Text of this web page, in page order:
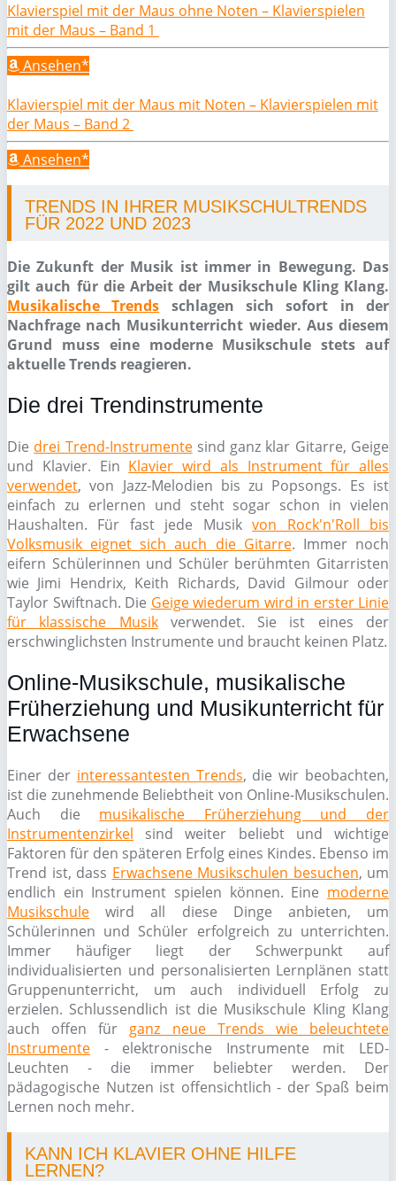
Klavierspiel mit der Maus ohne Noten – Klavierspielen
mit der Maus – Band 1
Ansehen*
Klavierspiel mit der Maus mit Noten – Klavierspielen mit
der Maus – Band 2
Ansehen*
TRENDS IN IHRER MUSIKSCHULTRENDS
FÜR 2022 UND 2023
Die Zukunft der Musik ist immer in Bewegung. Das
gilt auch für die Arbeit der Musikschule Kling Klang.
Musikalische Trends schlagen sich sofort in der
Nachfrage nach Musikunterricht wieder. Aus diesem
Grund muss eine moderne Musikschule stets auf
aktuelle Trends reagieren.
Die drei Trendinstrumente
Die drei Trend-Instrumentesind ganz klar Gitarre, Geige
und Klavier. Ein Klavier wird als Instrument für alles
verwendet, von Jazz-Melodien bis zu Popsongs. Es ist
einfach zu erlernen und steht sogar schon in vielen
Haushalten. Für fast jede Musikvon Rock'n'Roll bis
Volksmusik eignet sich auch die Gitarre. Immer noch
eifern Schülerinnen und Schüler berühmten Gitarristen
wie Jimi Hendrix, Keith Richards, David Gilmour oder
Taylor Swiftnach. Die Geige wiederum wird in erster Linie
für klassische Musikverwendet. Sie ist eines der
erschwinglichsten Instrumente und braucht keinen Platz.
Online-Musikschule, musikalische
Früherziehung und Musikunterricht für
Erwachsene
Einer der interessantesten Trends, die wir beobachten,
ist die zunehmende Beliebtheit von Online-Musikschulen.
Auch die musikalische Früherziehung und der
Instrumentenzirkel sind weiter beliebt und wichtige
Faktoren für den späteren Erfolg eines Kindes. Ebenso im
Trend ist, dass Erwachsene Musikschulen besuchen, um
endlich ein Instrument spielen können. Eine moderne
Musikschule wird all diese Dinge anbieten, um
Schülerinnen und Schüler erfolgreich zu unterrichten.
Immer häufiger liegt der Schwerpunkt auf
individualisierten und personalisierten Lernplänen statt
Gruppenunterricht, um auch individuell Erfolg zu
erzielen. Schlussendlich ist die Musikschule Kling Klang
auch offen für ganz neue Trends wie beleuchtete
Instrumente - elektronische Instrumente mit LED-
Leuchten - die immer beliebter werden. Der
pädagogische Nutzen ist offensichtlich - der Spaß beim
Lernen noch mehr.
KANN ICH KLAVIER OHNE HILFE
LERNEN?